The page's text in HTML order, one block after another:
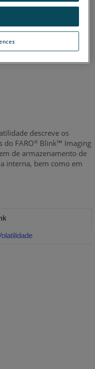
descreve os
do FARO®Blink™ Imaging
de armazenamento de
interna, bem como em